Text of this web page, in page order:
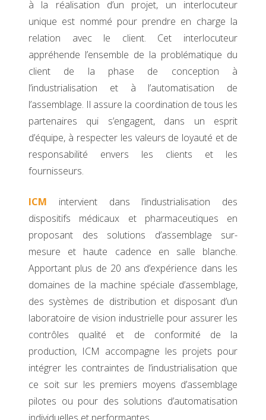
à la réalisation d’un projet, un interlocuteur
unique est nommé pour prendre en charge la
relation avec le client. Cet interlocuteur
appréhende l’ensemble de la problématique du
client de la phase de conception à
l’industrialisation et à l’automatisation de
l’assemblage. Il assure la coordination de tous les
partenaires qui s’engagent, dans un esprit
d’équipe, à respecter les valeurs de loyauté et de
responsabilité envers les clients et les
fournisseurs.
ICM intervient dans l’industrialisation des
dispositifs médicaux et pharmaceutiques en
proposant des solutions d’assemblage sur-
mesure et haute cadence en salle blanche.
Apportant plus de 20 ans d’expérience dans les
domaines de la machine spéciale d’assemblage,
des systèmes de distribution et disposant d’un
laboratoire de vision industrielle pour assurer les
contrôles qualité et de conformité de la
production, ICM accompagne les projets pour
intégrer les contraintes de l’industrialisation que
ce soit sur les premiers moyens d’assemblage
pilotes ou pour des solutions d’automatisation